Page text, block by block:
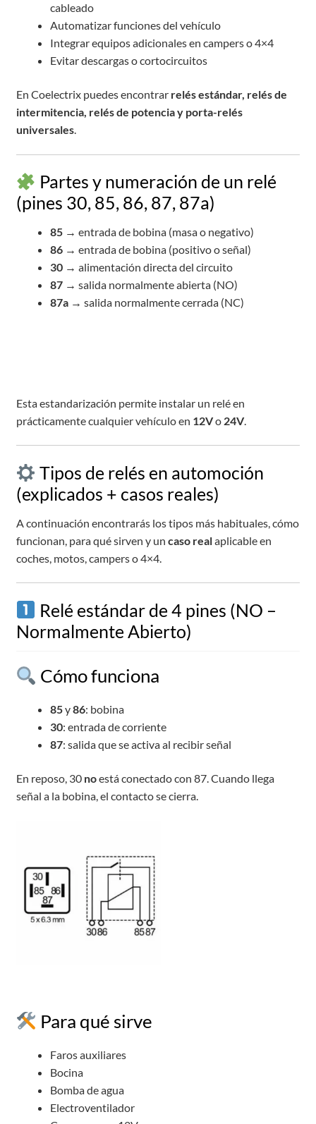
cableado
Automatizar funciones del vehículo
Integrar equipos adicionales en campers o 4×4
Evitar descargas o cortocircuitos
En Coelectrix puedes encontrar relés estándar, relés de
intermitencia, relés de potencia y porta-relés
universales.
Partes y numeración de un relé
(pines 30, 85, 86, 87, 87a)
85→ entrada de bobina (masa o negativo)
86→ entrada de bobina (positivo o señal)
30→ alimentación directa del circuito
87→ salida normalmente abierta (NO)
87a→ salida normalmente cerrada (NC)
Esta estandarización permite instalar un relé en
prácticamente cualquier vehículo en 12Vo 24V.
Tipos de relés en automoción
(explicados + casos reales)
A continuación encontrarás los tipos más habituales, cómo
funcionan, para qué sirven y un caso realaplicable en
coches, motos, campers o 4×4.
Relé estándar de 4 pines (NO –
Normalmente Abierto)
Cómo funciona
85y86: bobina
30: entrada de corriente
87: salida que se activa al recibir señal
En reposo, 30 noestá conectado con 87. Cuando llega
señal a la bobina, el contacto se cierra.
Para qué sirve
Faros auxiliares
Bocina
Bomba de agua
Electroventilador